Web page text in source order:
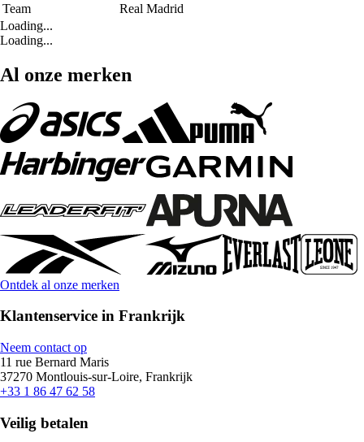
Team
Real Madrid
Loading...
Loading...
Al onze merken
Ontdek al onze merken
Klantenservice in Frankrijk
Neem contact op
11 rue Bernard Maris
37270 Montlouis-sur-Loire, Frankrijk
+33 1 86 47 62 58
Veilig betalen